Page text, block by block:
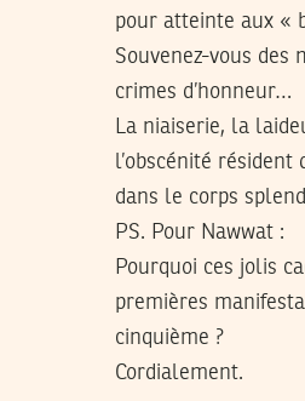
pour atteinte aux «
Souvenez-vous des
crimes d’honneur…
La niaiserie, la
l’obscénité résident
dans le corps
PS. Pour Nawwat :
Pourquoi ces jolis
premières
cinquième ?
Cordialement.